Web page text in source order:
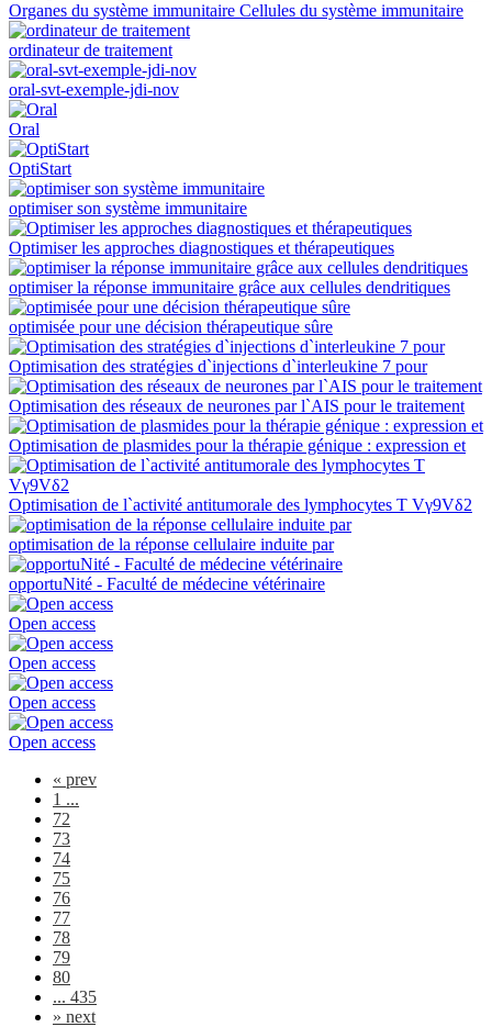
Organes du système immunitaire Cellules du système immunitaire
ordinateur de traitement
oral-svt-exemple-jdi-nov
Oral
OptiStart
optimiser son système immunitaire
Optimiser les approches diagnostiques et thérapeutiques
optimiser la réponse immunitaire grâce aux cellules dendritiques
optimisée pour une décision thérapeutique sûre
Optimisation des stratégies d`injections d`interleukine 7 pour
Optimisation des réseaux de neurones par l`AIS pour le traitement
Optimisation de plasmides pour la thérapie génique : expression et
Optimisation de l`activité antitumorale des lymphocytes T Vγ9Vδ2
optimisation de la réponse cellulaire induite par
opportuNité - Faculté de médecine vétérinaire
Open access
Open access
Open access
Open access
« prev
1 ...
72
73
74
75
76
77
78
79
80
... 435
» next